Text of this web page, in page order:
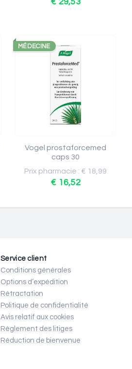
MÉDECINE
Vogel prostaforcemed
caps 30
Prix pharmacie : € 18,99
€ 16,52
Service client
Conditions générales
Options d’expédition
Rétractation
Politique de confidentialité
Avis relatif aux cookies
Règlement des litiges
Réduction de bienvenue